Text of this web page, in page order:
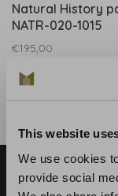
This website
We use cookies
provide social
Natural History
NATR-020-1015
€195,00